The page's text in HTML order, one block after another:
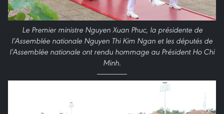
Le Premier ministre Nguyen Xuan Phuc, la présidente de
l’Assemblée nationale Nguyen Thi Kim Ngan et les députés de
l’Assemblée nationale ont rendu hommage au Président Ho Chi
Minh.